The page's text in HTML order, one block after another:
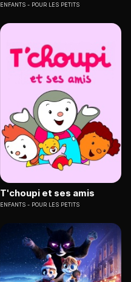
ENFANTS POUR LES PETITS
T'choupi et ses amis
ENFANTS POUR LES PETITS